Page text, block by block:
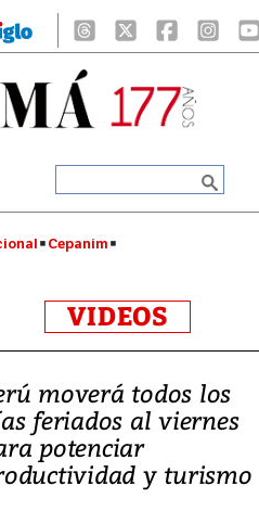
Cepanim
VIDEOS
moverá todos los
feriados al viernes
potenciar
y turismo